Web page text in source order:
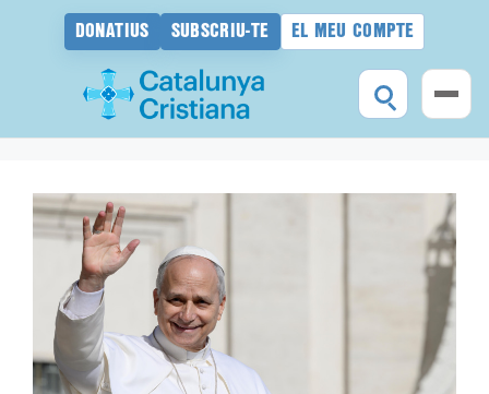
DONATIUS SUBSCRIU-TE EL MEU COMPTE
contingut